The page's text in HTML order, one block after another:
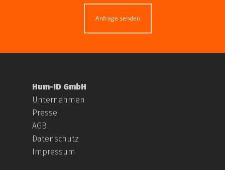
Anfrage senden
Hum-ID GmbH
Unternehmen
Presse
AGB
Datenschutz
Impressum